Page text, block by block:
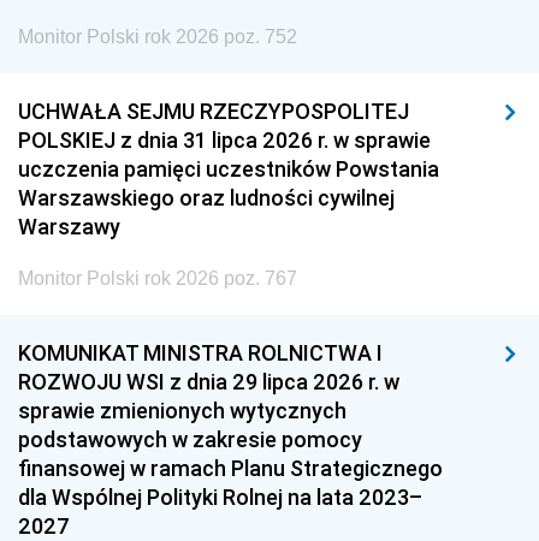
Monitor Polski rok 2026 poz. 752
UCHWAŁA SEJMU RZECZYPOSPOLITEJ
POLSKIEJ z dnia 31 lipca 2026 r. w sprawie
uczczenia pamięci uczestników Powstania
Warszawskiego oraz ludności cywilnej
Warszawy
Monitor Polski rok 2026 poz. 767
KOMUNIKAT MINISTRA ROLNICTWA I
ROZWOJU WSI z dnia 29 lipca 2026 r. w
sprawie zmienionych wytycznych
podstawowych w zakresie pomocy
finansowej w ramach Planu Strategicznego
dla Wspólnej Polityki Rolnej na lata 2023–
2027